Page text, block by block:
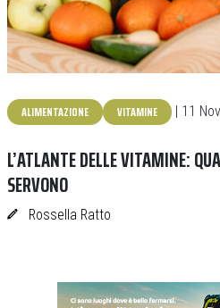
ALIMENTAZIONE VITAMINE | 11
L’ATLANTE DELLE VITAMINE:
SERVONO
Rossella Ratto